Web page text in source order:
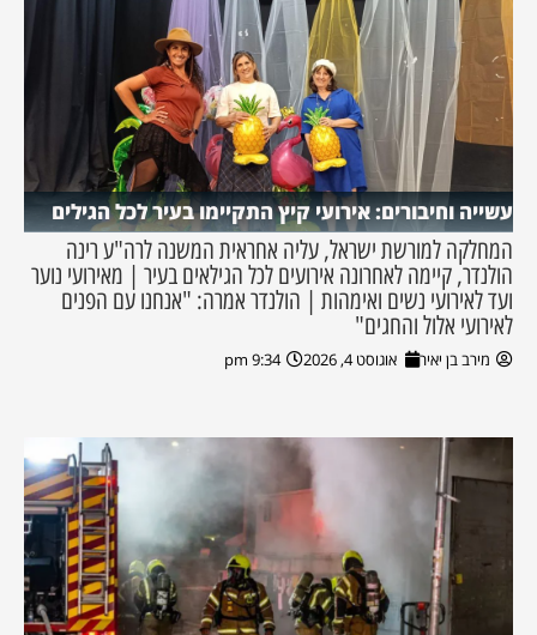
עשייה וחיבורים: אירועי קיץ התקיימו בעיר לכל הגילים
המחלקה למורשת ישראל, עליה אחראית המשנה לרה"ע רינה
הולנדר, קיימה לאחרונה אירועים לכל הגילאים בעיר | מאירועי נוער
ועד לאירועי נשים ואימהות | הולנדר אמרה: "אנחנו עם הפנים
לאירועי אלול והחגים"
מירב בן יאיר אוגוסט 4, 2026 9:34 pm